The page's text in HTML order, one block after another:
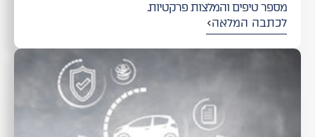
מספר טיפים והמלצות פרקטיות.
לכתבה המלאה